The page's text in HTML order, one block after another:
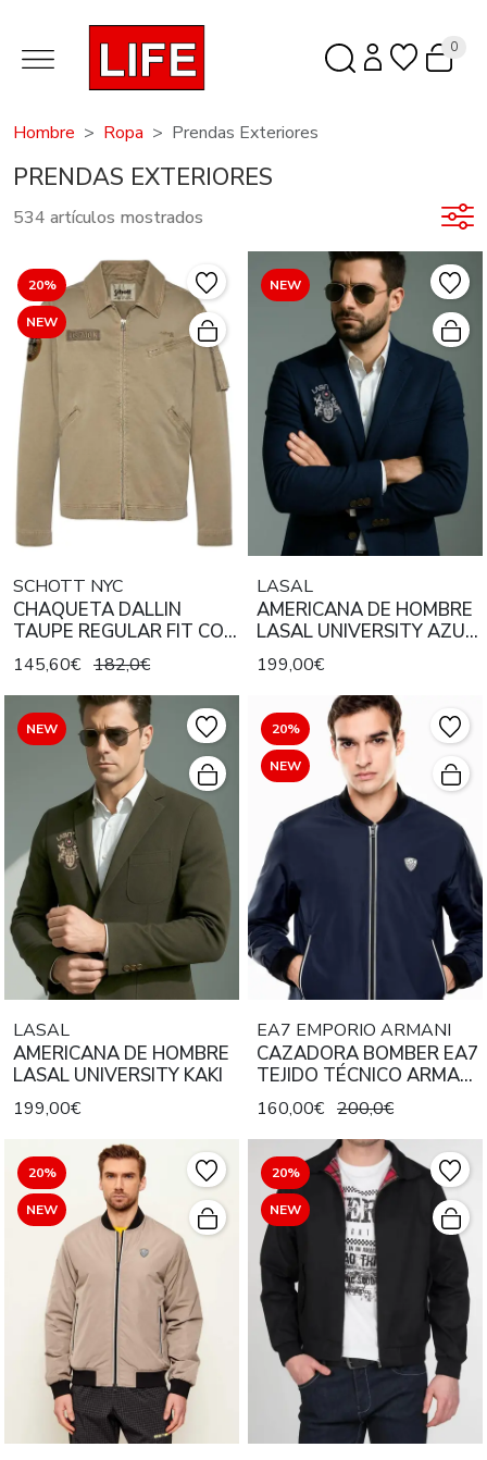
0
Hombre Ropa Prendas Exteriores
PRENDAS EXTERIORES
534 artículos mostrados
20%
NEW
SCHOTT NYC
CHAQUETA DALLIN
TAUPE REGULAR FIT CON
PARCHES MILITARES
145,60€ 182,0€
NEW
LASAL
AMERICANA DE HOMBRE
LASAL UNIVERSITY AZUL
MARINO
199,00€
NEW
LASAL
AMERICANA DE HOMBRE
LASAL UNIVERSITY KAKI
199,00€
20%
NEW
EA7 EMPORIO ARMANI
CAZADORA BOMBER EA7
TEJIDO TÉCNICO ARMANI
BLUE
160,00€ 200,0€
20%
NEW
20%
NEW